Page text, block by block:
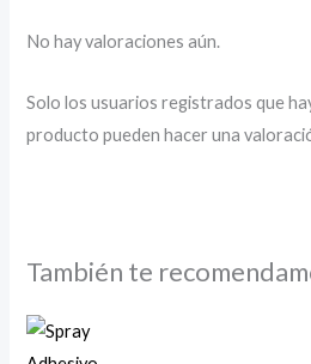
No hay valoraciones aún.
Solo los usuarios registrados que
producto pueden hacer una
También te